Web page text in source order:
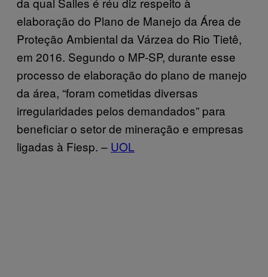
elaboração do Plano de Manejo da Área de
Proteção Ambiental da Várzea do Rio Tietê,
em 2016. Segundo o MP-SP, durante esse
processo de elaboração do plano de manejo
da área, “foram cometidas diversas
irregularidades pelos demandados” para
beneficiar o setor de mineração e empresas
ligadas à Fiesp. – UOL